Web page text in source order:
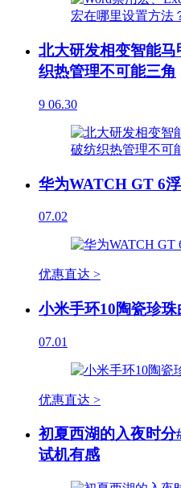
北大研发相变智能
织热管理不可能三角
9 06.30
华为WATCH GT 6
07.02
优惠直达 >
小米手环10陶瓷珍
07.01
优惠直达 >
初夏西湖的入夜时
试机有感